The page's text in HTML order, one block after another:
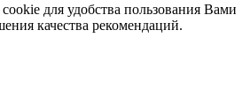
для удобства пользования Вами
качества рекомендаций.